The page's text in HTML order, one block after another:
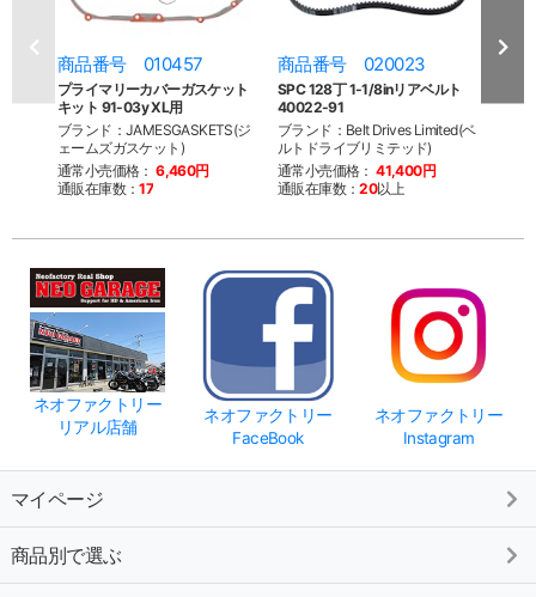
商品番号 010457
プライマリーカバーガスケット
キット 91-03y XL用
ブランド：JAMESGASKETS(ジ
ェームズガスケット)
通常小売価格： 6,460円
通販在庫数：17
商品番号 020023
SPC 128丁 1-1/8inリアベルト
40022-91
ブランド：Belt Drives Limited(ベ
ルトドライブリミテッド)
通常小売価格： 41,400円
通販在庫数：20以上
ト
ネオファクトリー
リアル店舗
ネオファクトリー
FaceBook
ネオファクトリー
Instagram
マイページ
商品別で選ぶ